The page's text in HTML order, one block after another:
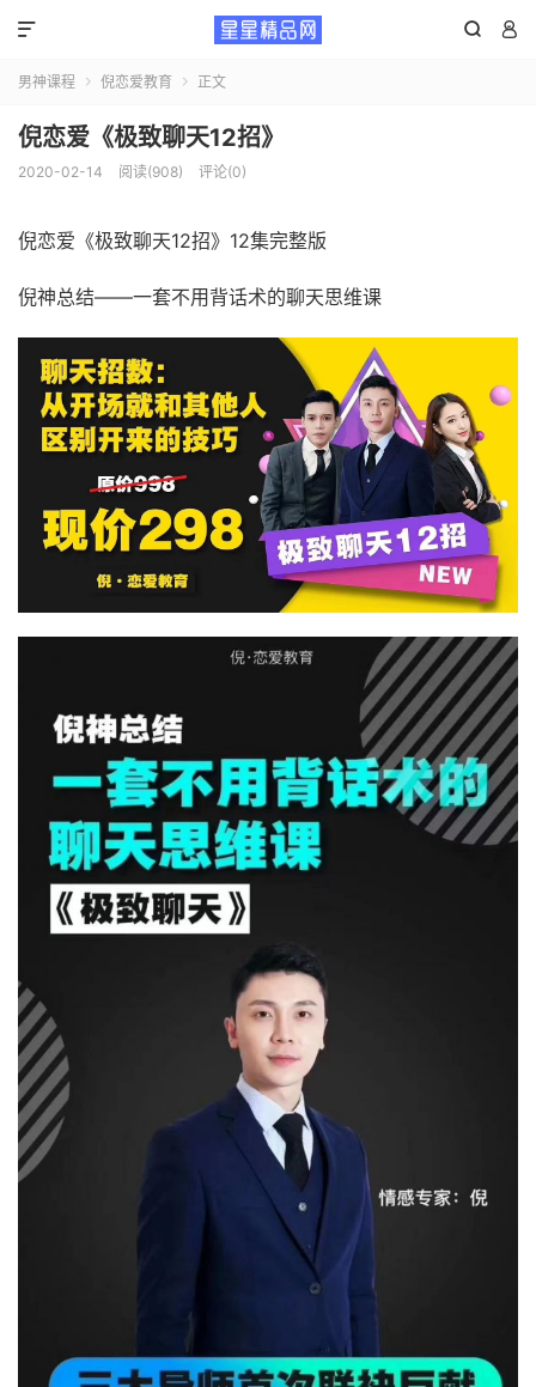
 

男神课程  倪恋爱教育  正文
倪恋爱《极致聊天12招》
2020-02-14 阅读(908) 评论(0)
倪恋爱《极致聊天12招》12集完整版
倪神总结——一套不用背话术的聊天思维课